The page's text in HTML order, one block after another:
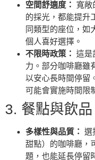
空間舒適度：
寬敞
的採光，都能提升
同類型的座位，如
個人喜好選擇。
不限時政策： 這是
力。部分咖啡廳雖
以安心長時間停留
可能會實施時間限
3. 餐點與飲品
多樣性與品質： 選
甜點）的咖啡廳，
題，也能延長停留